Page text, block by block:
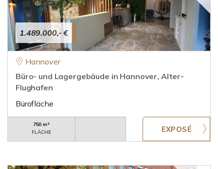
1.489.000,- €
Hannover
Büro- und Lagergebäude in Hannover, Alter-
Flughafen
Bürofläche
750 m²
FLÄCHE